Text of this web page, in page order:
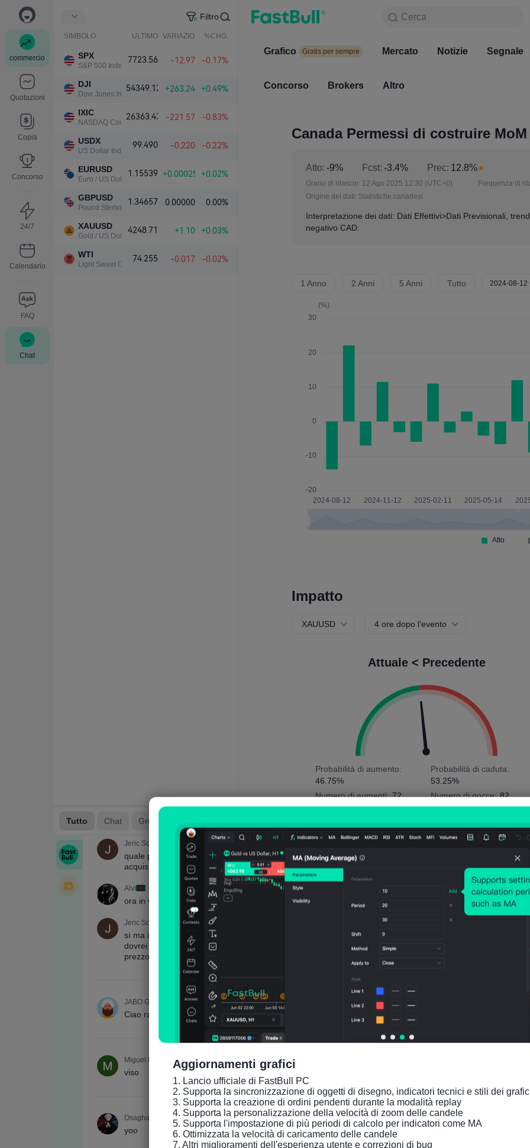
commercio
Quotazioni
Copia
Concorso
24/7
Calendario
FAQ
Chat
Filtro
SIMBOLO ULTIMO VARIAZIONE NETTA.
%CHG.
SPX
S&P 500 Index
7723.56 -12.97 -0.17%
DJI
Dow Jones Industrial Average
54349.12 +263.24 +0.49%
IXIC
NASDAQ Composite Index
26363.43 -221.57 -0.83%
USDX
US Dollar Index
99.490 -0.220 -0.22%
EURUSD
Euro / US Dollar
1.15539 +0.00025 +0.02%
GBPUSD
Pound Sterling / US Dollar
1.34657 0.00000 0.00%
XAUUSD
Gold / US Dollar
4248.71 +1.10 +0.03%
WTI
Light Sweet Crude Oil
74.255 -0.017 -0.02%
Cerca
Grafico Gratis per sempre Mercato
Cerca
Prodotto
Grafico Gratis per sempre Mercato Notizie Segnale
Concorso Brokers Altro
Canada Permessi di costruire
Atto: -9% Fcst: -3.4% Prec: 12.8%
Orario di rilascio: 12 Ago 2025 12:30 (UTC+0) Frequenza di
Origine dei dati: Statistiche canadesi
Interpretazione dei dati: Dati Effettivi>Dati Previsionali,
negativo CAD.
1 Anno 2 Anni 5 Anni Tutto
Impatto
XAUUSD 4 ore dopo l'evento
Attuale < Precedente
Probabilità di aumento:
46.75%
Numero di aumenti: 72
Probabilità di caduta:
53.25%
Numero di gocce: 82
Media Volatilità: -53Points(-0.02%)
Grafico dei prezzi
Indicatori rilevanti
Aggiornamenti grafici
1. Lancio ufficiale di FastBull PC
2. Supporta la sincronizzazione di oggetti di disegno, indicatori tecnici e stili dei
3. Supporta la creazione di ordini pendenti durante la modalità replay
4. Supporta la personalizzazione della velocità di zoom delle candele
5. Supporta l'impostazione di più periodi di calcolo per indicatori come MA
6. Ottimizzata la velocità di caricamento delle candele
7. Altri miglioramenti dell'esperienza utente e correzioni di bug